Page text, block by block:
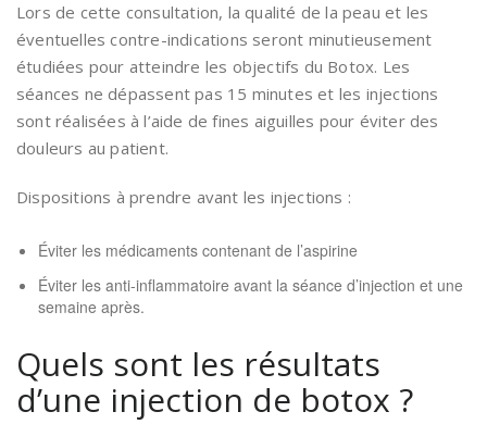
Lors de cette consultation, la qualité de la peau et les
éventuelles contre-indications seront minutieusement
étudiées pour atteindre les objectifs du Botox. Les
séances ne dépassent pas 15 minutes et les injections
sont réalisées à l’aide de fines aiguilles pour éviter des
douleurs au patient.
Dispositions à prendre avant les injections :
Éviter les médicaments contenant de l’aspirine
Éviter les anti-inflammatoire avant la séance d’injection et une
semaine après.
Quels sont les résultats
d’une injection de botox ?